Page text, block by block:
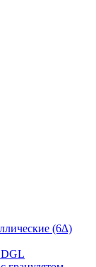
(6∆)
DGL